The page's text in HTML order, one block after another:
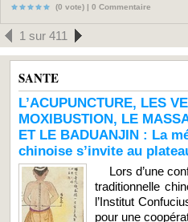
(0 vote) | 0 Commentaire
1 sur 411
SANTE
L’ACUPUNCTURE, LES
MOXIBUSTION, LE
ET LE BADUANJIN : La
chinoise s’invite au
Lors d’une
traditionnelle
l’Institut
pour une